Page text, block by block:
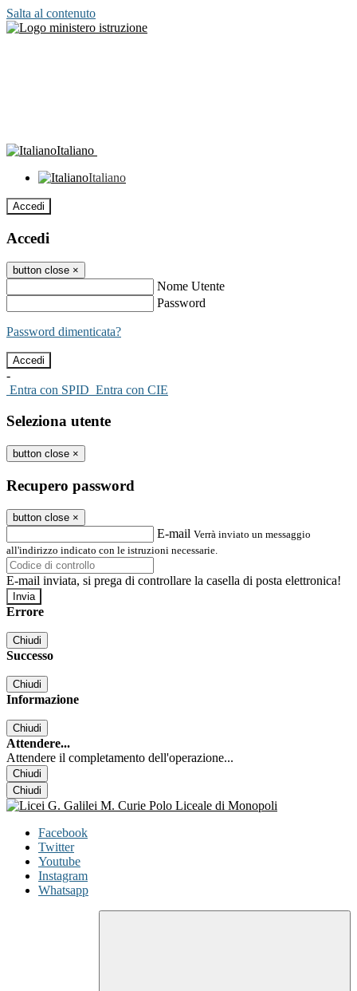
Salta al contenuto
Italiano
Italiano
Accedi
Accedi
button close ×
Nome Utente
Password
Password dimenticata?
-
Entra con SPID Entra con CIE
Seleziona utente
button close ×
Recupero password
button close ×
E-mail Verrà inviato un messaggio
all'indirizzo indicato con le istruzioni necessarie.
E-mail inviata, si prega di controllare la casella di posta elettronica!
Errore
Chiudi
Successo
Chiudi
Informazione
Chiudi
Attendere...
Attendere il completamento dell'operazione...
Chiudi
Chiudi
Facebook
Twitter
Youtube
Instagram
Whatsapp